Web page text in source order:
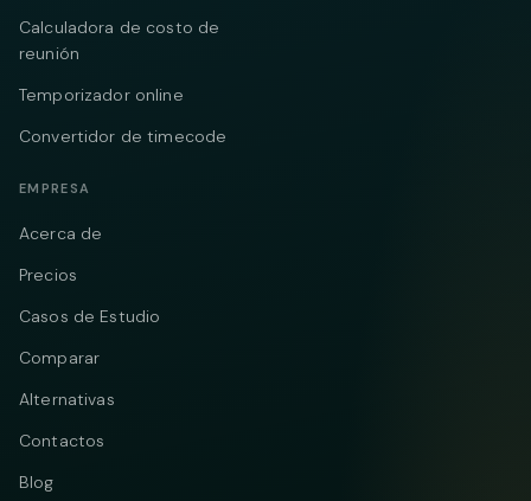
Calculadora de costo de
reunión
Temporizador online
Convertidor de timecode
EMPRESA
Acerca de
Precios
Casos de Estudio
Comparar
Alternativas
Contactos
Blog